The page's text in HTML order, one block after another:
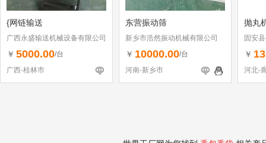
{网链输送
广西永盛输送机械设备有限公司
￥ 5000.00/台
广西-桂林市
东营振动筛
新乡市浩然振动机械有限公司
￥ 10000.00/台
河南-新乡市
抛丸
固安
￥
河北-